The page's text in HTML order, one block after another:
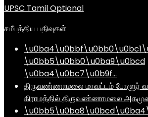
UPSC Tamil Optional
சமீபத்திய பதிவுகள்
\u0bb5\u0bb0\u0ba9\u0bcd
\u0ba4\u0bc7\u0b9f…
திருவண்ணாமலை மாவட்டம் போளூர்
கிராமத்தில் திருவண்ணாமலை